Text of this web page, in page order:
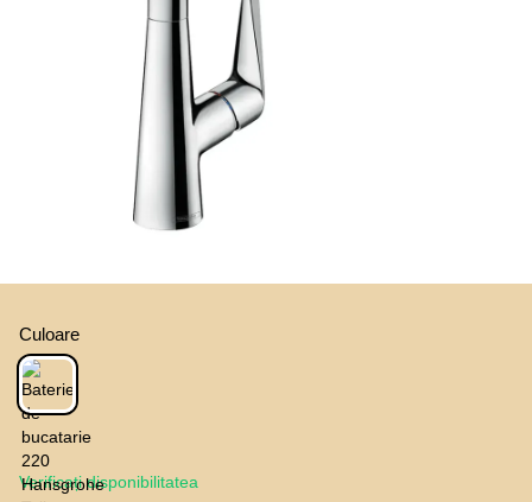
Culoare
Verificați disponibilitatea